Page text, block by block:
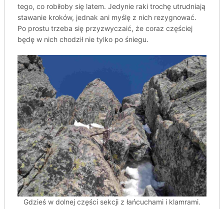
tego, co robiłoby się latem. Jedynie raki trochę utrudniają
stawanie kroków, jednak ani myślę z nich rezygnować.
Po prostu trzeba się przyzwyczaić, że coraz częściej
będę w nich chodził nie tylko po śniegu.
Gdzieś w dolnej części sekcji z łańcuchami i klamrami.